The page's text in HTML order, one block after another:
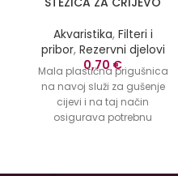
Akvaristika, Filteri i
pribor, Rezervni djelovi
0,70 €
Mala plastična prigušnica
na navoj služi za gušenje
cijevi i na taj način
osigurava potrebnu